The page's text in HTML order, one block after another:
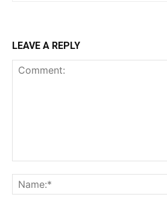
LEAVE A REPLY